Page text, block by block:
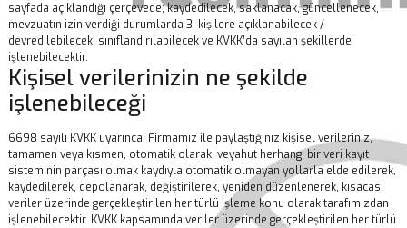
sayfada açıklandığı çerçevede; kaydedilecek, saklanacak, güncellenecek,
mevzuatın izin verdiği durumlarda 3. kişilere açıklanabilecek /
devredilebilecek, sınıflandırılabilecek ve KVKK’da sayılan şekillerde
işlenebilecektir.
Kişisel verilerinizin ne şekilde
işlenebileceği
6698 sayılı KVKK uyarınca, Firmamız ile paylaştığınız kişisel verileriniz,
tamamen veya kısmen, otomatik olarak, veyahut herhangi bir veri kayıt
sisteminin parçası olmak kaydıyla otomatik olmayan yollarla elde edilerek,
kaydedilerek, depolanarak, değiştirilerek, yeniden düzenlenerek, kısacası
veriler üzerinde gerçekleştirilen her türlü işleme konu olarak tarafımızdan
işlenebilecektir. KVKK kapsamında veriler üzerinde gerçekleştirilen her türlü